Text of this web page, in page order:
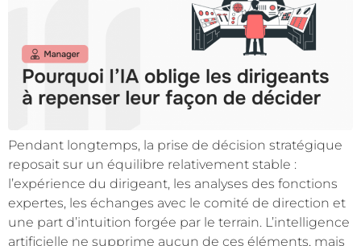
Pendant longtemps, la prise de décision stratégique
reposait sur un équilibre relativement stable :
l’expérience du dirigeant, les analyses des fonctions
expertes, les échanges avec le comité de direction et
une part d’intuition forgée par le terrain. L’intelligence
artificielle ne supprime aucun de ces éléments, mais